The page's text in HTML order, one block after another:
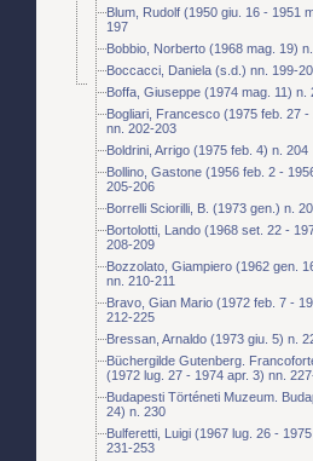
Blum, Rudolf (1950 giu. 16 - 1951
197
Bobbio, Norberto (1968 mag. 19)
Boccacci, Daniela (s.d.) nn. 199-
Boffa, Giuseppe (1974 mag. 11) n.
Bogliari, Francesco (1975 feb. 27 -
nn. 202-203
Boldrini, Arrigo (1975 feb. 4) n. 204
Bollino, Gastone (1956 feb. 2 -
205-206
Borrelli Sciorilli, B. (1973 gen.) n.
Bortolotti, Lando (1968 set. 22 -
208-209
Bozzolato, Giampiero (1962 gen.
nn. 210-211
Bravo, Gian Mario (1972 feb. 7 -
212-225
Bressan, Arnaldo (1973 giu. 5) n.
Büchergilde Gutenberg.
(1972 lug. 27 - 1974 apr. 3) nn.
Budapesti Történeti Muzeum.
24) n. 230
Bulferetti, Luigi (1967 lug. 26 -
231-253